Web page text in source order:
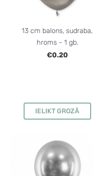
13 cm balons, sudraba,
hroms - 1 gb.
€0.20
IELIKT GROZĀ